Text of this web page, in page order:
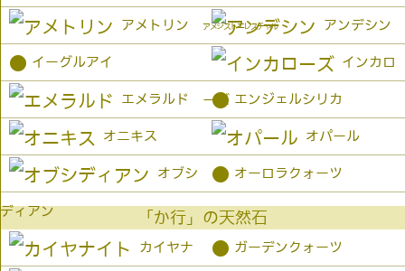
アメジストエレスチャル
アメトリン アンデシン
● イーグルアイ インカロ
ーズ
エメラルド ● エンジェルシリカ
オニキス オパール
オブシ
ディアン
● オーロラクォーツ
「か行」の天然石
カイヤナ ● ガーデンクォーツ